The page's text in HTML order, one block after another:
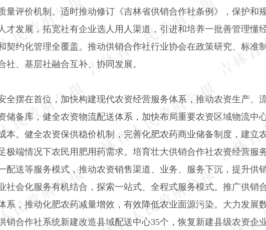
量评价机制。适时推动修订《吉林省供销合作社条例》，保护和
才发展，拓宽社有企业选人用人渠道，引进和培养一批善管理懂
契约化管理全覆盖。推动供销合作社行业协会在政策研究、标准
、基层社融合互补、协同发展。
全摆在首位，加快构建现代农资经营服务体系，推动农资生产、
储备库，健全农资物流配送体系，加快布局重要农资区域物流中
本。健全农资保供稳价机制，完善化肥农药商业储备制度，建立
极端情况下农民用肥用药需求。培育壮大供销合作社农资经营服
配送等服务模式，推动农资销售渠道、业务、服务下沉，提升供
会化服务有机结合，探索一站式、全程式服务模式。推广供销
系，推动化肥农药减量增效，有效降低农业面源污染。大力发展
销合作社系统新建改造县域配送中心35个，恢复新建县级农资企